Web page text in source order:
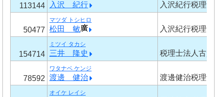
113144 入沢 紀行 入沢紀行税理士
50477
マツダ トシヒロ
松田 敏 入沢紀行税理士
154714
ミツイ タカシ
三井 隆史 税理士法人古
78592
ワタナベ ケンジ
渡邊 健治 渡邊健治税理士
オイケ レイシ